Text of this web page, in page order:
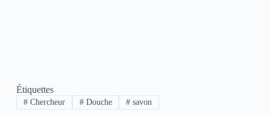
Étiquettes
#Chercheur #Douche # savon